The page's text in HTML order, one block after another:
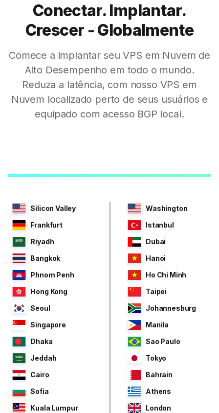
Conectar. Implantar.
Crescer - Globalmente
Comece a implantar seu VPS em Nuvem de
Alto Desempenho em todo o mundo.
Reduza a latência, com nosso VPS em
Nuvem localizado perto de seus usuários e
equipado com acesso BGP local.
Silicon Valley
Washington
Frankfurt
Istanbul
Riyadh
Dubai
Bangkok
Hanoi
Phnom Penh
Ho Chi Minh
Hong Kong
Taipei
Seoul
Johannesburg
Singapore
Manila
Dhaka
Sao Paulo
Jeddah
Tokyo
Cairo
Bahrain
Sofia
Athens
Kuala Lumpur
London